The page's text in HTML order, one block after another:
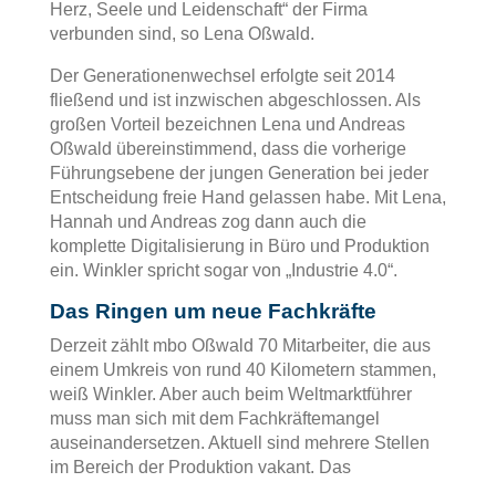
Herz, Seele und Leidenschaft“ der Firma
verbunden sind, so Lena Oßwald.
Der Generationenwechsel erfolgte seit 2014
fließend und ist inzwischen abgeschlossen. Als
großen Vorteil bezeichnen Lena und Andreas
Oßwald übereinstimmend, dass die vorherige
Führungsebene der jungen Generation bei jeder
Entscheidung freie Hand gelassen habe. Mit Lena,
Hannah und Andreas zog dann auch die
komplette Digitalisierung in Büro und Produktion
ein. Winkler spricht sogar von „Industrie 4.0“.
Das Ringen um neue Fachkräfte
Derzeit zählt mbo Oßwald 70 Mitarbeiter, die aus
einem Umkreis von rund 40 Kilometern stammen,
weiß Winkler. Aber auch beim Weltmarktführer
muss man sich mit dem Fachkräftemangel
auseinandersetzen. Aktuell sind mehrere Stellen
im Bereich der Produktion vakant. Das